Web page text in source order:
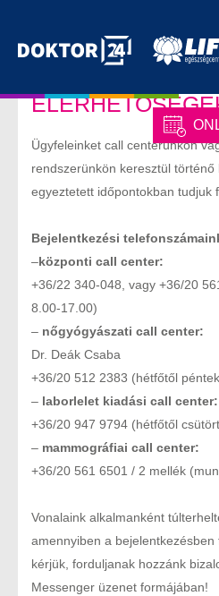
content
Ügyfeleinket call centerünkön
rendszerünkön keresztül
egyeztetett időpontokban tudjuk
Bejelentkezési
–központi call center:
+36/22 340-048, vagy +36/20
8.00-17.00)
– nőgyógyászati call center:
Dr. Deák Csaba
+36/20 512 2383 (hétfőtől
– laborlelet kiadási call center:
+36/20 947 9794 (hétfőtől
– mammográfiai call center:
+36/20 561 6501 / 2 mellék
Vonalaink alkalmanként
amennyiben a bejelentkezésben
kérjük, forduljanak hozzánk
Messenger üzenet formájában!